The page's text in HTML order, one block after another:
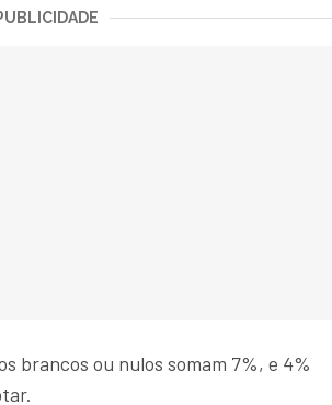
brancos ou nulos somam 7%, e 4%